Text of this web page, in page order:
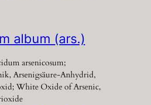
album (ars.)
arsenicosum;
Arsenigsäure-Anhydrid,
White Oxide of Arsenic,